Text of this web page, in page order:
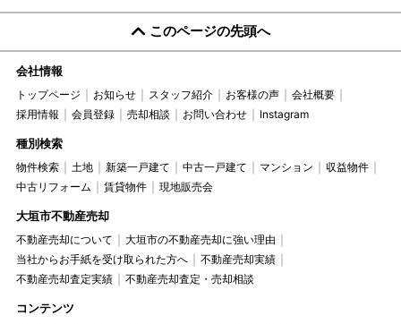
このページの先頭へ
会社情報
トップページ お知らせ スタッフ紹介 お客様の声
会社概要
採用情報
会員登録 売却相談 お問い合わせ Instagram
種別検索
物件検索 土地 新築一戸建て 中古一戸建て マンション
収益物件
中古リフォーム
賃貸物件 現地販売会
大垣市不動産売却
不動産売却について
大垣市の不動産売却に強い理由
当社からお手紙を受け取られた方へ
不動産売却実績
不動産売却査定実績
不動産売却査定・売却相談
コンテンツ